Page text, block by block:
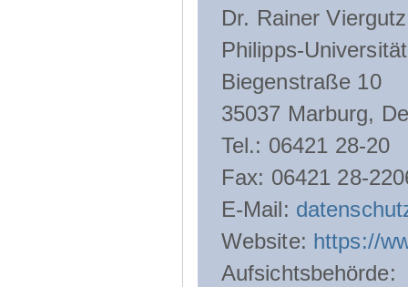
Dr. Rainer Viergutz
Philipps-
Biegenstraße 10
35037 Marburg,
Tel.: 06421 28-20
Fax: 06421 28-
E-Mail:
Website: https://
Aufsichtsbehörde: